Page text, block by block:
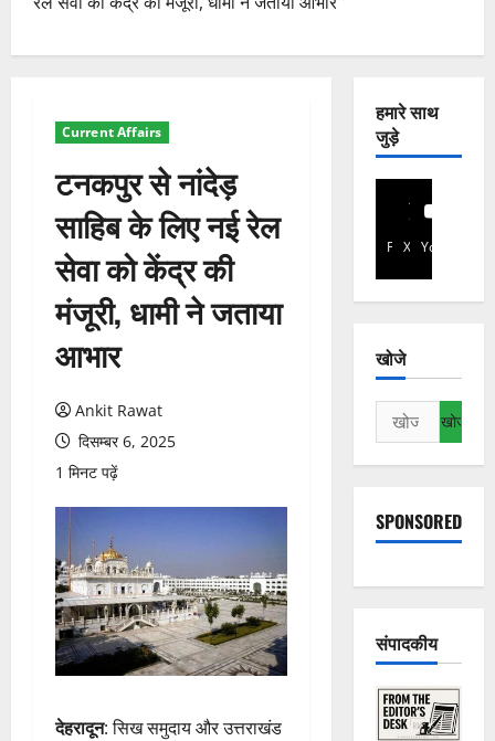
Current Affairs
टनकपुर से नांदेड़
साहिब के लिए नई रेल
सेवा को केंद्र की
मंजूरी, धामी ने जताया
आभार
Ankit Rawat
दिसम्बर 6, 2025
1 मिनट पढ़ें
देहरादून: सिख समुदाय और उत्तराखंड
हमारे साथ
जुड़े
Facebook
X YouTube
खोजे
निम्न
को
खोजें:
SPONSORED
संपादकीय